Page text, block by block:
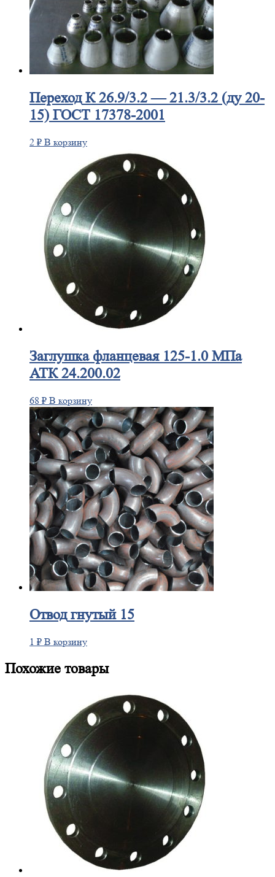
ПереходК 26.9/3.2 — 21.3/3.2 (ду 20-
15) ГОСТ 17378-2001
2 ₽ В корзину
Заглушкафланцевая 125-1.0 МПа
АТК 24.200.02
68 ₽ В корзину
Отводгнутый 15
1 ₽ В корзину
Похожие товары